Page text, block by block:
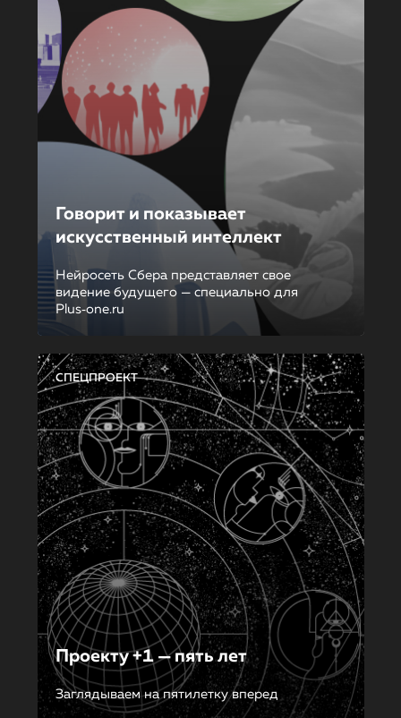
Говорит и показывает
искусственный интеллект
Нейросеть Сбера представляет свое
видение будущего — специально для
Plus‑one.ru
СПЕЦПРОЕКТ
Проекту +1 — пять лет
Заглядываем на пятилетку вперед